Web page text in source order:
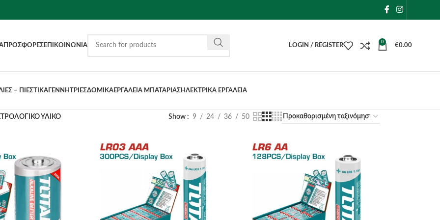
ΠΡΟΣΦΟΡΈΣΕΠΙΚΟΙΝΩΝΊΑ LOGIN / REGISTER
0
€0.00
– ΠΙΕΣΤΙΚΑ ΓΕΝΝΗΤΡΙΕΣΔΟΜΙΚΑΕΡΓΑΛΕΙΑ ΜΠΑΤΑΡΙΑΣΗΛΕΚΤΡΙΚΑ ΕΡΓΑΛΕΙΑ
ΥΛΙΚΟ Show 9 24 36 50